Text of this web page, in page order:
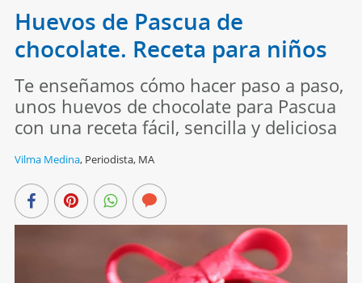
Huevos de Pascua de
chocolate. Receta para niños
Te enseñamos cómo hacer paso a paso,
unos huevos de chocolate para Pascua
con una receta fácil, sencilla y deliciosa
Vilma Medina, Periodista, MA